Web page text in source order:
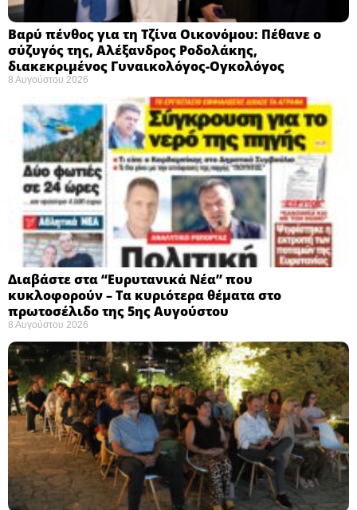
Βαρύ πένθος για τη Τζίνα Οικονόμου: Πέθανε ο
σύζυγός της, Αλέξανδρος Ροδολάκης,
διακεκριμένος Γυναικολόγος-Ογκολόγος
8 Αυγούστου 2026
Διαβάστε στα “Ευρυτανικά Νέα” που
κυκλοφορούν – Τα κυριότερα θέματα στο
πρωτοσέλιδο της 5ης Αυγούστου
8 Αυγούστου 2026